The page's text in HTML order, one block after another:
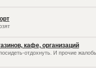
кафе, организаций
отдохнуть. И прочие